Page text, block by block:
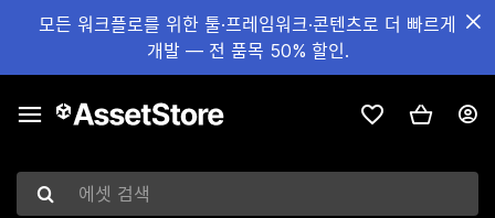
모든 워크플로를 위한 툴·프레임워크·콘텐츠로 더 빠르게
개발 — 전 품목 50% 할인.
에셋 검색